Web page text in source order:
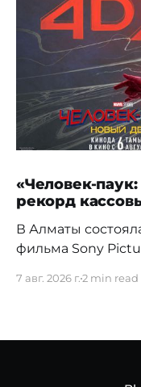
«Человек-
рекорд
В Алматы
фильма Sony
7 авг. 2026 г.2 min read